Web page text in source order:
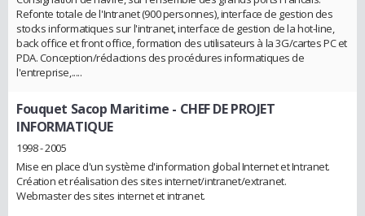
Refonte totale de l'Intranet (900 personnes), interface de gestion des
stocks informatiques sur l'intranet, interface de gestion de la hot-line,
back office et front office, formation des utilisateurs à la 3G/cartes PC et
PDA. Conception/rédactions des procédures informatiques de
l'entreprise,.....
Fouquet Sacop Maritime - CHEF DE PROJET
INFORMATIQUE
1998 - 2005
Mise en place d'un système d'information global Internet et Intranet.
Création et réalisation des sites internet/intranet/extranet.
Webmaster des sites internet et intranet.